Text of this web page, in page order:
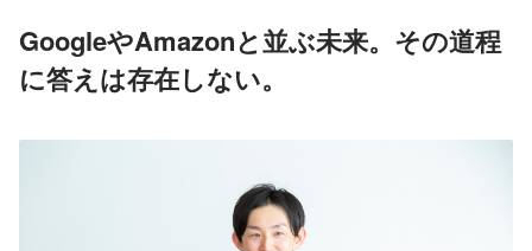
GoogleやAmazonと並ぶ未来。その道程
に答えは存在しない。